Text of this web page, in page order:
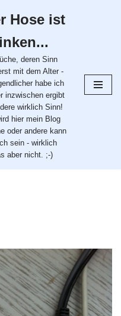
Hose ist
deren Sinn
mit dem Alter -
habe ich
inzwischen ergibt
wirklich Sinn!
hier mein Blog
oder andere kann
sein - wirklich
aber nicht. ;-)